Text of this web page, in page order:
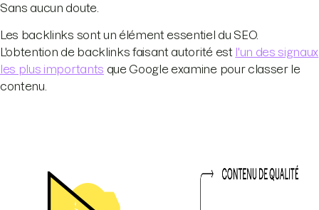
Sans aucun doute.
Les backlinks sont un élément essentiel du SEO.
L'obtention de backlinks faisant autorité est l'un des signaux
les plus importants que Google examine pour classer le
contenu.